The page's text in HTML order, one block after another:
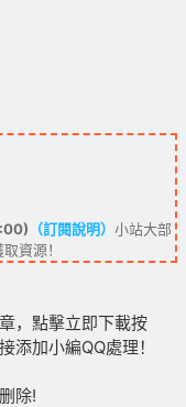
（訂閱說明） 小站大部
資源！
，點擊立即下載按
添加小編QQ處理！
除!